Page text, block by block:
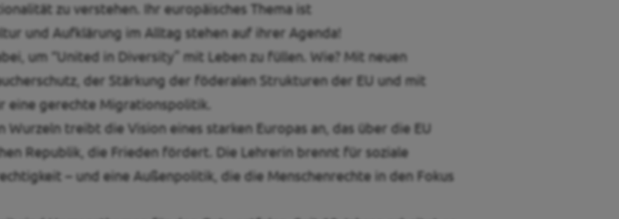
zu verstehen. Ihr europäisches Thema ist
und Aufklärung im Alltag stehen auf ihrer Agenda!
um “United in Diversity" mit Leben zu füllen. Wie? Mit neuen
der Stärkung der föderalen Strukturen der EU und mit
eine gerechte Migrationspolitik.
Wurzeln treibt die Vision eines starken Europas an, das über die EU
Republik, die Frieden fördert. Die Lehrerin brennt für soziale
– und eine Außenpolitik, die die Menschenrechte in den Fokus